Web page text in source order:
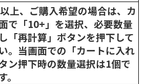
上、ご購入希望の場合は、カ
で「10+」を選択、必要数量
「再計算」ボタンを押下して
。当画面での「カートに入れ
ン押下時の数量選択は1個で